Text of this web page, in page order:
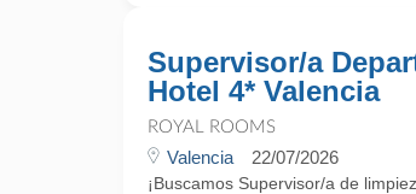
Supervisor/a
Hotel 4* Valencia
ROYAL ROOMS
Valencia 22/07/2026
¡Buscamos Supervisor/a de